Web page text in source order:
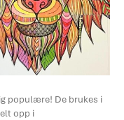
populære! De brukes i
opp i